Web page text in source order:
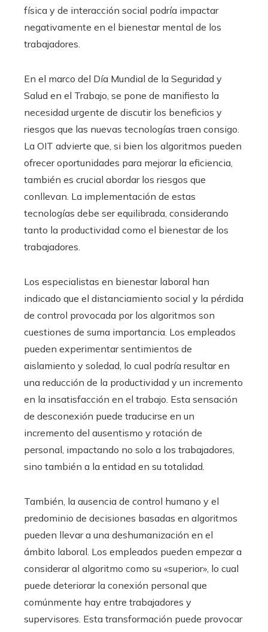
física y de interacción social podría impactar
negativamente en el bienestar mental de los
trabajadores.
En el marco del Día Mundial de la Seguridad y
Salud en el Trabajo, se pone de manifiesto la
necesidad urgente de discutir los beneficios y
riesgos que las nuevas tecnologías traen consigo.
La OIT advierte que, si bien los algoritmos pueden
ofrecer oportunidades para mejorar la eficiencia,
también es crucial abordar los riesgos que
conllevan. La implementación de estas
tecnologías debe ser equilibrada, considerando
tanto la productividad como el bienestar de los
trabajadores.
Los especialistas en bienestar laboral han
indicado que el distanciamiento social y la pérdida
de control provocada por los algoritmos son
cuestiones de suma importancia. Los empleados
pueden experimentar sentimientos de
aislamiento y soledad, lo cual podría resultar en
una reducción de la productividad y un incremento
en la insatisfacción en el trabajo. Esta sensación
de desconexión puede traducirse en un
incremento del ausentismo y rotación de
personal, impactando no solo a los trabajadores,
sino también a la entidad en su totalidad.
También, la ausencia de control humano y el
predominio de decisiones basadas en algoritmos
pueden llevar a una deshumanización en el
ámbito laboral. Los empleados pueden empezar a
considerar al algoritmo como su «superior», lo cual
puede deteriorar la conexión personal que
comúnmente hay entre trabajadores y
supervisores. Esta transformación puede provocar